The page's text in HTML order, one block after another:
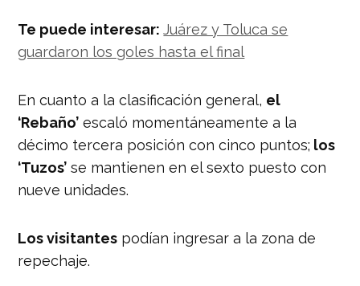
Te puede interesar:Juárez y Toluca se
guardaron los goles hasta el final
En cuanto a la clasificación general, el
‘Rebaño’ escaló momentáneamente a la
décimo tercera posición con cinco puntos; los
‘Tuzos’ se mantienen en el sexto puesto con
nueve unidades.
Los visitantes podían ingresar a la zona de
repechaje.